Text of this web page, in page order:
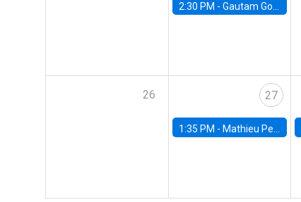
2:30 PM - Gautam Gowrisankaran, Columbia University
26 27
1:35 PM - Mathieu Pedemonte, IDB